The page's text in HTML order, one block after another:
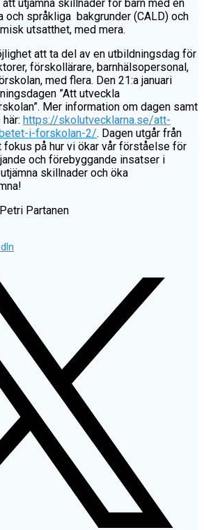
utjämna skillnader för barn med en
och språkliga bakgrunder (CALD) och
utsatthet, med mera.
att ta del av en utbildningsdag för
förskollärare, barnhälsopersonal,
med flera. Den 21:a januari
”Att utveckla
Mer information om dagen samt
https://skolutvecklarna.se/att-
i-forskolan-2/. Dagen utgår från
på hur vi ökar vår förståelse för
och förebyggande insatser i
skillnader och öka
Partanen